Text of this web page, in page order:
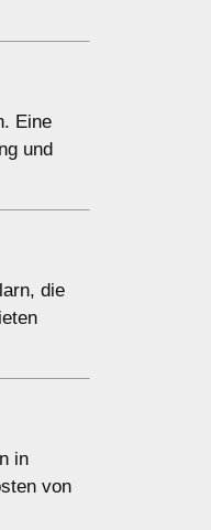
Eine
und
die
in
von